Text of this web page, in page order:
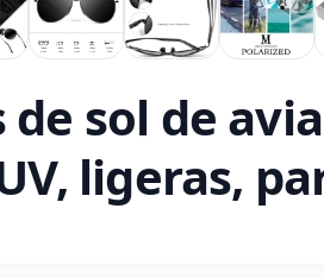
de sol de
ligeras,